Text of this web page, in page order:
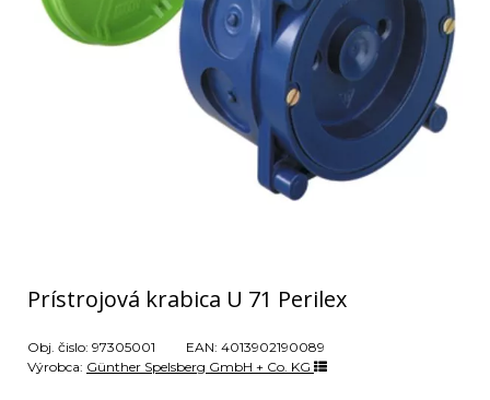
Prístrojová krabica U 71 Perilex
Obj. čislo: 97305001 EAN: 4013902190089
Výrobca: Günther Spelsberg GmbH + Co. KG